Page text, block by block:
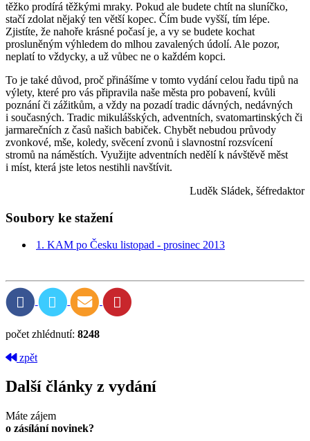
těžko prodírá těžkými mraky. Pokud ale budete chtít na sluníčko,
stačí zdolat nějaký ten větší kopec. Čím bude vyšší, tím lépe.
Zjistíte, že nahoře krásné počasí je, a vy se budete kochat
prosluněným výhledem do mlhou zavalených údolí. Ale pozor,
neplatí to vždycky, a už vůbec ne o každém kopci.
To je také důvod, proč přinášíme v tomto vydání celou řadu tipů na
výlety, které pro vás připravila naše města pro pobavení, kvůli
poznání či zážitkům, a vždy na pozadí tradic dávných, nedávných
i současných. Tradic mikulášských, adventních, svatomartinských či
jarmarečních z časů našich babiček. Chybět nebudou průvody
zvonkové, mše, koledy, svěcení zvonů i slavnostní rozsvícení
stromů na náměstích. Využijte adventních nedělí k návštěvě měst
i míst, která jste letos nestihli navštívit.
Luděk Sládek, šéfredaktor
Soubory ke stažení
1. KAM po Česku listopad - prosinec 2013
počet zhlédnutí: 8248
zpět
Další články z vydání
Máte zájem
o zásílání novinek?